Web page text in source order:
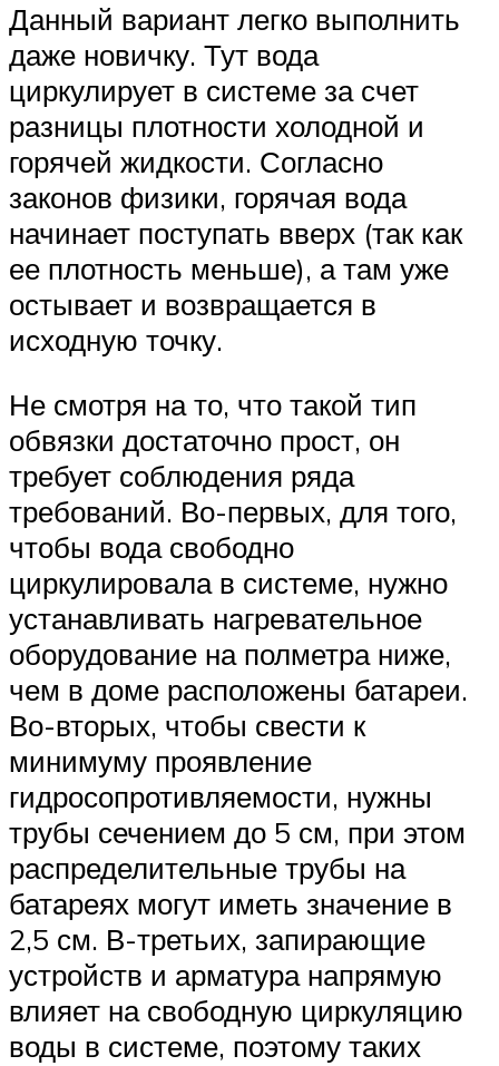
Данный вариант легко выполнить
даже новичку. Тут вода
циркулирует в системе за счет
разницы плотности холодной и
горячей жидкости. Согласно
законов физики, горячая вода
начинает поступать вверх (так как
ее плотность меньше), а там уже
остывает и возвращается в
исходную точку.
Не смотря на то, что такой тип
обвязки достаточно прост, он
требует соблюдения ряда
требований. Во-первых, для того,
чтобы вода свободно
циркулировала в системе, нужно
устанавливать нагревательное
оборудование на полметра ниже,
чем в доме расположены батареи.
Во-вторых, чтобы свести к
минимуму проявление
гидросопротивляемости, нужны
трубы сечением до 5 см, при этом
распределительные трубы на
батареях могут иметь значение в
2,5 см. В-третьих, запирающие
устройств и арматура напрямую
влияет на свободную циркуляцию
воды в системе, поэтому таких